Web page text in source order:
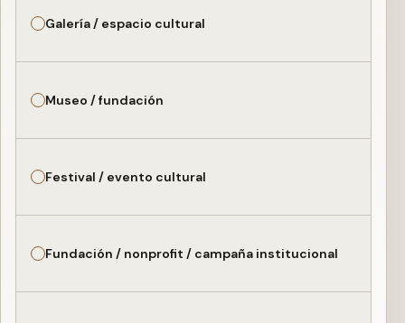
Galería / espacio cultural
Museo / fundación
Festival / evento cultural
Fundación / nonprofit / campaña institucional